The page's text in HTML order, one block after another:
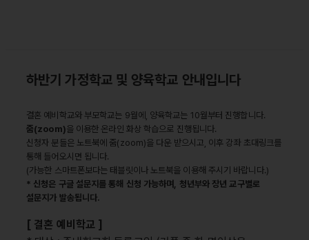
하반기 가정학교 및 양육학교 안내입니다
결혼 예비학교와 부모학교는 9월에, 양육학교는 10월부터 진행합니다.
줌(zoom)을 이용한 온라인 화상 학습으로 진행됩니다.
신청자 분들은 노트북에 줌(zoom)을 다운 받으시고, 이후 강좌 초대링크를
통해 들어오시면 됩니다.
(가능한 스마트폰보다는 태블릿이나 노트북을 이용해 주시기 바랍니다.)
* 신청은 구글 설문지를 통해 신청 가능하며, 청년부와 장년 교구별로
설문지가 발송됩니다.
[ 결혼 예비학교 ]